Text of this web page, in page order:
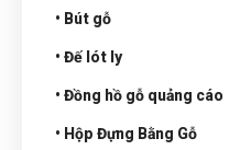
• Bút gỗ
• Đế lót ly
• Đồng hồ gỗ quảng cáo
• Hộp Đựng Bằng Gỗ